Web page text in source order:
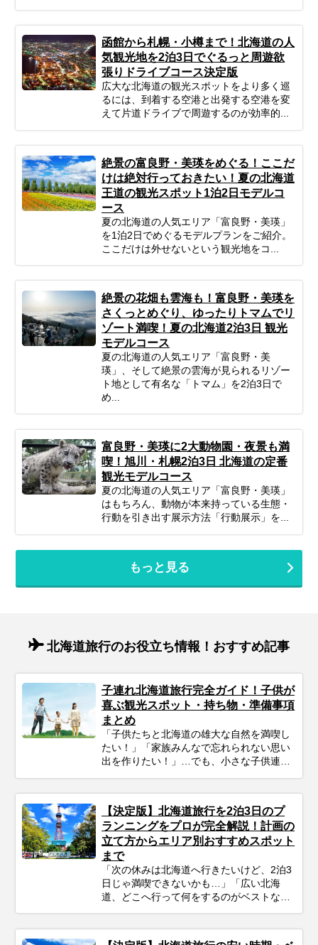
函館から札幌・小樽まで！北海道の人
気観光地を2泊3日でぐるっと周遊欲
張りドライブコース決定版
広大な北海道の観光スポットをより多く巡
るには、到着する空港と出発する空港を変
えて片道ドライブで周遊するのが効率的...
絶景の富良野・美瑛をめぐる！ここだ
けは絶対行っておきたい！夏の北海道
王道の観光スポット1泊2日モデルコ
ース
夏の北海道の人気エリア「富良野・美瑛」
を1泊2日でめぐるモデルプランをご紹介。
ここだけは外せないという観光地をコ...
絶景の花畑も雲海も！富良野・美瑛を
さくっとめぐり、ゆったりトマムでリ
ゾート満喫！夏の北海道2泊3日 観光
モデルコース
夏の北海道の人気エリア「富良野・美
瑛」、そして絶景の雲海が見られるリゾー
ト地として有名な「トマム」を2泊3日で
め...
富良野・美瑛に2大動物園・夜景も満
喫！旭川・札幌2泊3日 北海道の定番
観光モデルコース
夏の北海道の人気エリア「富良野・美瑛」
はもちろん、動物が本来持っている生態・
行動を引き出す展示方法「行動展示」を...
もっと見る
北海道旅行のお役立ち情報！おすすめ記事
子連れ北海道旅行完全ガイド！子供が
喜ぶ観光スポット・持ち物・準備事項
まとめ
「子供たちと北海道の雄大な自然を満喫し
たい！」「家族みんなで忘れられない思い
出を作りたい！」…でも、小さな子供連れ
計画すれば、子連れ北海道旅行は最高の体
験になります。 この記事では、子連れファ
ミリーが北海道旅行を思いっきり楽しむた
めの、計画の立て方の基本から、子供が絶
対喜ぶおすすめスポット＆アクティビテ
ィ、ホテル選びの秘訣、そしてあると便利
な持ち物や注意点まで、パパママ目線で徹
る北海道旅行を実現しましょう♪
【決定版】北海道旅行を2泊3日のプ
ランニングをプロが完全解説！計画の
立て方からエリア別おすすめスポット
まで
「次の休みは北海道へ行きたいけど、2泊3
日じゃ満喫できないかも…」「広い北海
道、どこへ行って何をするのがベストな
な自然、美味しいグルメ、心癒される景色